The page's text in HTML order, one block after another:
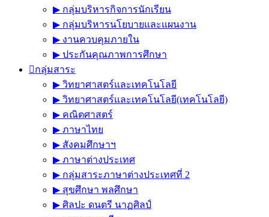
▶︎ กลุ่มบริหารกิจการนักเรียน
▶︎ กลุ่มบริหารนโยบายและแผนงาน
▶︎ งานควบคุมภายใน
▶︎ ประกันคุณภาพการศึกษา
กลุ่มสาระ
▶︎ วิทยาศาสตร์และเทคโนโลยี
▶︎ วิทยาศาสตร์และเทคโนโลยี(เทคโนโลยี)
▶︎ คณิตศาสตร์
▶︎ ภาษาไทย
▶︎ สังคมศึกษาฯ
▶︎ ภาษาต่างประเทศ
▶︎ กลุ่มสาระภาษาต่างประเทศที่ 2
▶︎ สุขศึกษา พลศึกษา
▶︎ ศิลปะ ดนตรี นาฏศิลป์